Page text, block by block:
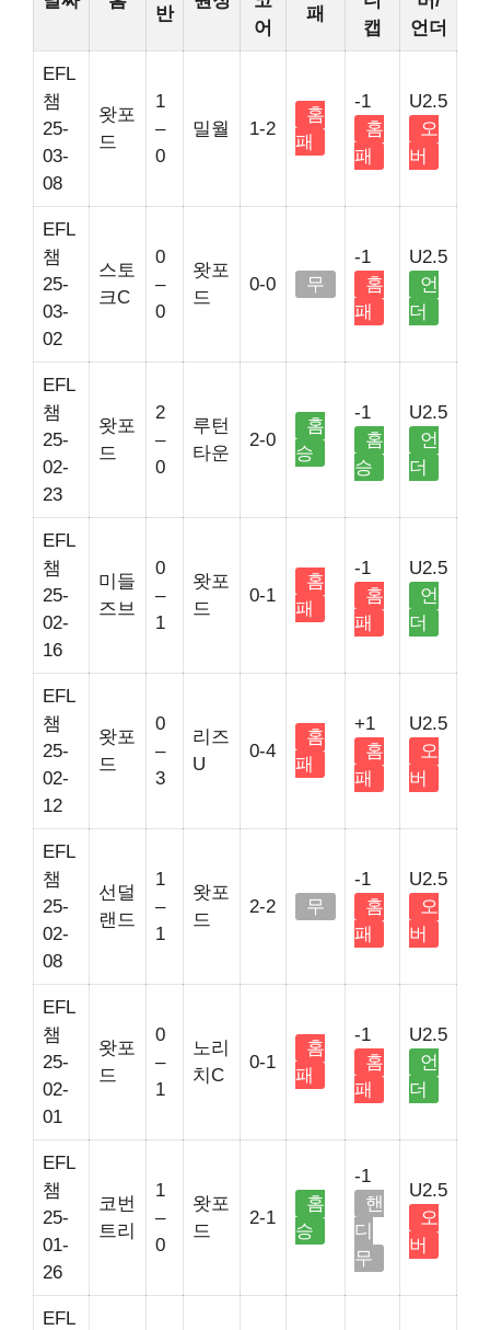
반
어
패
캡
언더
EFL
챔
25-
03-
08
왓포
드
1
–
0
밀월 1-2
홈
패
-1
홈
패
U2.5
오
버
EFL
챔
25-
03-
02
스토
크C
0
–
0
왓포
드
0-0 무
-1
홈
패
U2.5
언
더
EFL
챔
25-
02-
23
왓포
드
2
–
0
루턴
타운
2-0
홈
승
-1
홈
승
U2.5
언
더
EFL
챔
25-
02-
16
미들
즈브
0
–
1
왓포
드
0-1
홈
패
-1
홈
패
U2.5
언
더
EFL
챔
25-
02-
12
왓포
드
0
–
3
리즈
U
0-4
홈
패
+1
홈
패
U2.5
오
버
EFL
챔
25-
02-
08
선덜
랜드
1
–
1
왓포
드
2-2 무
-1
홈
패
U2.5
오
버
EFL
챔
25-
02-
01
왓포
드
0
–
1
노리
치C
0-1
홈
패
-1
홈
패
U2.5
언
더
EFL
챔
25-
01-
26
코번
트리
1
–
0
왓포
드
2-1
홈
승
-1
핸
디
무
U2.5
오
버
EFL